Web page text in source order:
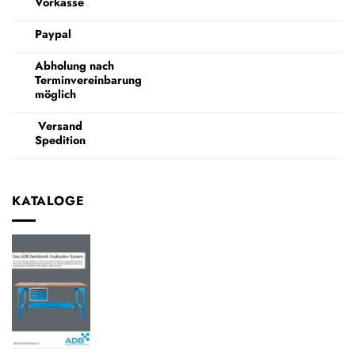
Paypal
Abholung nach
Terminvereinbarung
möglich
Versand
Spedition
KATALOGE